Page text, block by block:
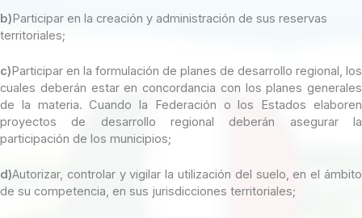
b)Participar en la creación y administración de sus reservas
territoriales;
c)Participar en la formulación de planes de desarrollo regional, los
cuales deberán estar en concordancia con los planes generales
de la materia. Cuando la Federación o los Estados elaboren
proyectos de desarrollo regional deberán asegurar la
participación de los municipios;
d)Autorizar, controlar y vigilar la utilización del suelo, en el ámbito
de su competencia, en sus jurisdicciones territoriales;